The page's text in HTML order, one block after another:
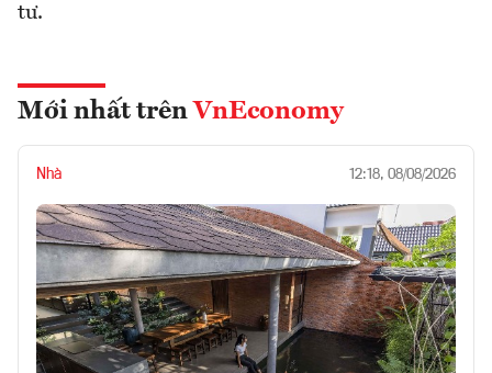
tư.
Mới nhất trên VnEconomy
Nhà 12:18, 08/08/2026